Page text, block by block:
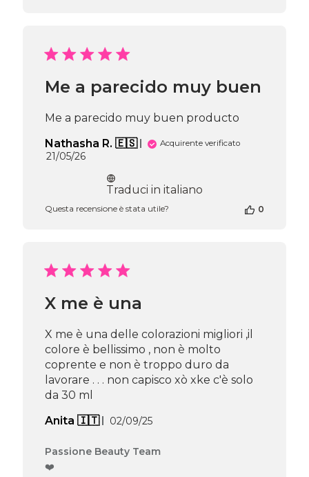
del
Jul
17
2026
Me a parecido muy buen
Me a parecido muy buen producto
Nathasha R. 🇪🇸
Acquirente verificato
Data
pubblicazione
21/05/26
Traduci in italiano
Questa recensione è stata utile? 0
X me è una
X me è una delle colorazioni migliori ,il
colore è bellissimo , non è molto
coprente e non è troppo duro da
lavorare . . . non capisco xò xke c'è solo
da 30 ml
Anita 🇮🇹
Data
pubblicazione
02/09/25
Commenti
Passione Beauty Team
❤️